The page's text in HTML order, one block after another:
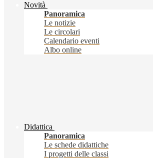
Novità
Panoramica
Le notizie
Le circolari
Calendario eventi
Albo online
Didattica
Panoramica
Le schede didattiche
I progetti delle classi